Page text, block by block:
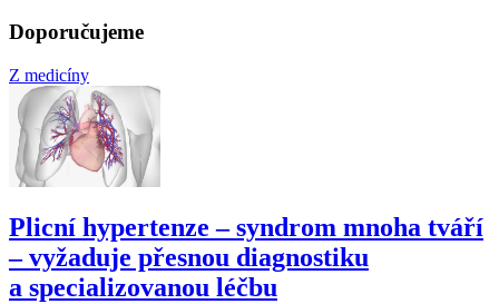
Doporučujeme
Z medicíny
Plicní hypertenze –⁠ syndrom mnoha tváří
–⁠ vyžaduje přesnou diagnostiku
a specializovanou léčbu